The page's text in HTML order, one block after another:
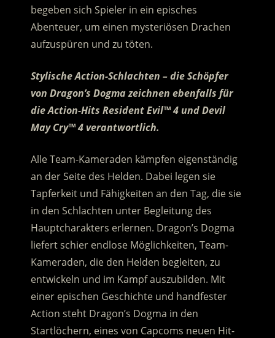
begeben sich Spieler in ein episches
Abenteuer, um einen mysteriösen Drachen
aufzuspüren und zu töten.
Stylische Action-Schlachten – die Schöpfer
von Dragon’s Dogma zeichnen ebenfalls für
die Action-Hits Resident Evil™ 4 und Devil
May Cry™ 4 verantwortlich.
Alle Team-Kameraden kämpfen eigenständig
an der Seite des Helden. Dabei legen sie
Tapferkeit und Fähigkeiten an den Tag, die sie
in den Schlachten unter Begleitung des
Hauptcharakters erlernen. Dragon’s Dogma
liefert schier endlose Möglichkeiten, Team-
Kameraden, die den Helden begleiten, zu
entwickeln und im Kampf auszubilden. Mit
einer epischen Geschichte und handfester
Action steht Dragon’s Dogma in den
Startlöchern, eines von Capcoms neuen Hit-